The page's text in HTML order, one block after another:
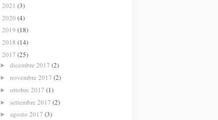
2021 (3)
2020 (4)
2019 (18)
2018 (14)
2017 (25)
► dicembre 2017 (2)
► novembre 2017 (2)
► ottobre 2017 (1)
► settembre 2017 (2)
► agosto 2017 (3)